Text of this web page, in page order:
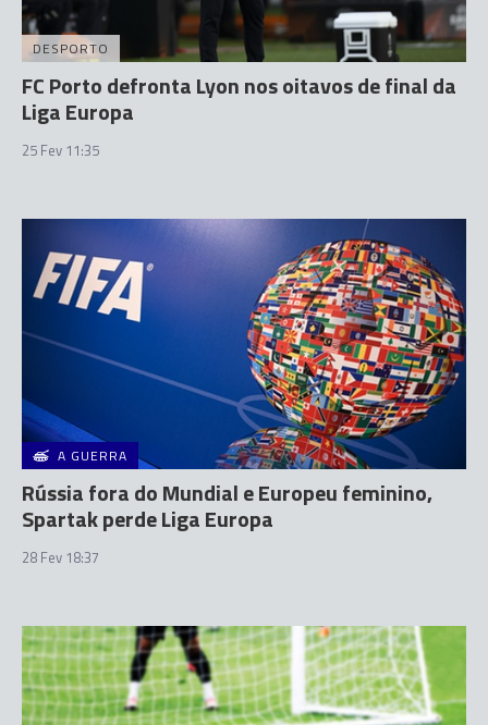
DESPORTO
FC Porto defronta Lyon nos oitavos de final da
Liga Europa
25 Fev 11:35
A GUERRA
Rússia fora do Mundial e Europeu feminino,
Spartak perde Liga Europa
28 Fev 18:37